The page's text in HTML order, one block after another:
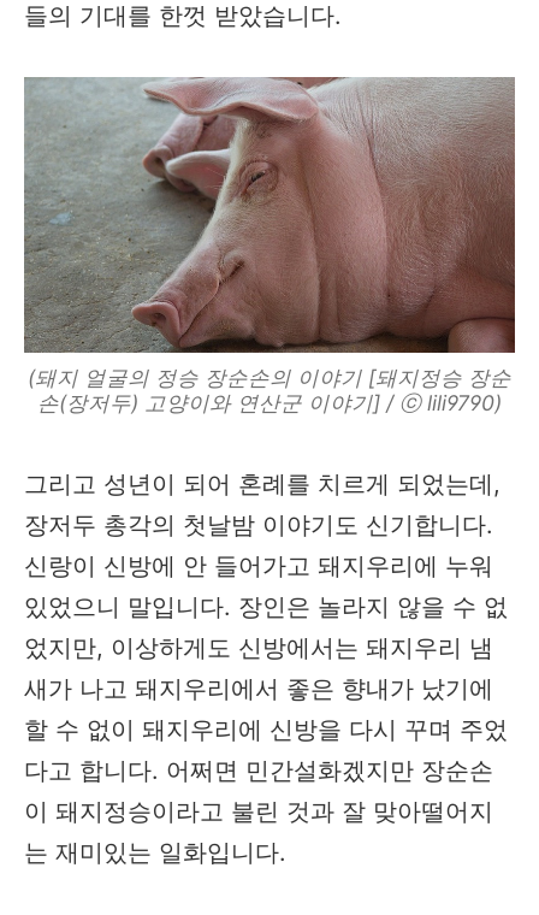
들의 기대를 한껏 받았습니다.
(돼지 얼굴의 정승 장순손의 이야기 [돼지정승 장순
손(장저두) 고양이와 연산군 이야기] / ⓒ lili9790)
그리고 성년이 되어 혼례를 치르게 되었는데,
장저두 총각의 첫날밤 이야기도 신기합니다.
신랑이 신방에 안 들어가고 돼지우리에 누워
있었으니 말입니다. 장인은 놀라지 않을 수 없
었지만, 이상하게도 신방에서는 돼지우리 냄
새가 나고 돼지우리에서 좋은 향내가 났기에
할 수 없이 돼지우리에 신방을 다시 꾸며 주었
다고 합니다. 어쩌면 민간설화겠지만 장순손
이 돼지정승이라고 불린 것과 잘 맞아떨어지
는 재미있는 일화입니다.